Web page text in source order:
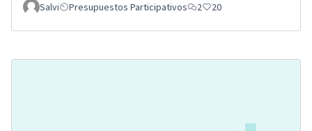
Salvi Presupuestos Participativos 2 20